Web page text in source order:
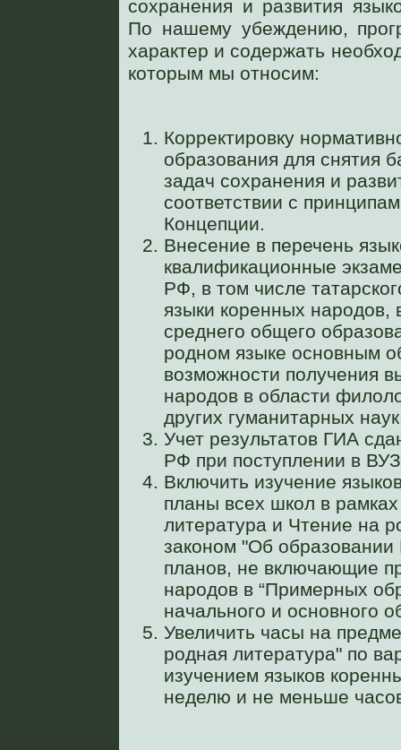
сохранения и развития
По нашему убеждению,
характер и содержать
которым мы относим:
Корректировку
образования для снятия
задач сохранения и
соответствии с
Концепции.
Внесение в перечень
квалификационные
РФ, в том числе
языки коренных народов,
среднего общего
родном языке основным
возможности получения
народов в области
других гуманитарных
Учет результатов ГИА
РФ при поступлении в
Включить изучение
планы всех школ в
литература и Чтение на
законом "Об
планов, не включающие
народов в “Примерных
начального и основного
Увеличить часы на
родная литература" по
изучением языков
неделю и не меньше